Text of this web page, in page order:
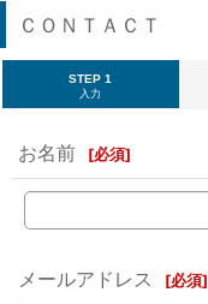
ＣＯＮＴＡＣＴ
STEP 1
入力
お名前 [必須]
メールアドレス [必須]